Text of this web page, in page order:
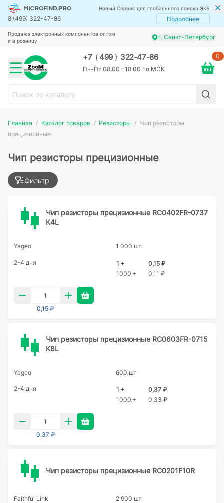
Новый Сервис для глобального поиска ЭКБ
8 (499) 322-47-86 Подробнее
Продажа электронных компонентов оптом
и в розницу
г. Санкт-Петербург
+7 (499 ) 322-47-86
Пн-Пт 08:00 – 18:00 по МСК
0
Главная Каталог товаров Резисторы
Чип резисторы
прецизионные
Чип резисторы прецизионные
Фильтр
Чип резисторы прецизионные RC0402FR-0737
K4L
Yageo 1 000 шт
2-4 дня 1 +
0,15 ₽
1000 +
0,11 ₽
0,15 ₽
Чип резисторы прецизионные RC0603FR-0715
K8L
Yageo 600 шт
2-4 дня 1 +
0,37 ₽
1000 +
0,33 ₽
0,37 ₽
Чип резисторы прецизионные RC0201F10R
Faithful Link 2 900 шт